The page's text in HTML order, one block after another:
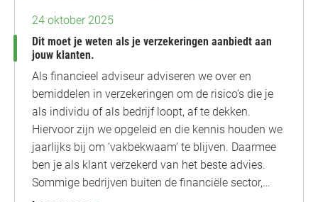
24 oktober 2025
Dit moet je weten als je verzekeringen aanbiedt aan
jouw klanten.
Als financieel adviseur adviseren we over en
bemiddelen in verzekeringen om de risico’s die je
als individu of als bedrijf loopt, af te dekken.
Hiervoor zijn we opgeleid en die kennis houden we
jaarlijks bij om ‘vakbekwaam’ te blijven. Daarmee
ben je als klant verzekerd van het beste advies.
Sommige bedrijven buiten de financiële sector,…